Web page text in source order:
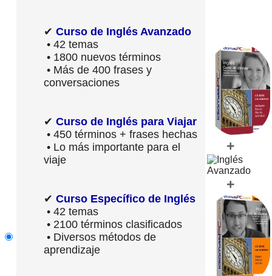
✔ Curso de Inglés Avanzado
• 42 temas
• 1800 nuevos términos
• Más de 400 frases y
conversaciones
✔ Curso de Inglés para Viajar
• 450 términos + frases hechas
• Lo más importante para el
viaje
✔ Curso Específico de Inglés
• 42 temas
• 2100 términos clasificados
• Diversos métodos de
aprendizaje
+
+